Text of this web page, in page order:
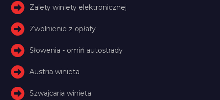
Zalety winiety elektronicznej
Zwolnienie z opłaty
Słowenia - omiń autostrady
Austria winieta
Szwajcaria winieta